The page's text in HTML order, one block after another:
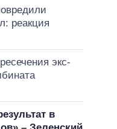
реакция
экс-
в